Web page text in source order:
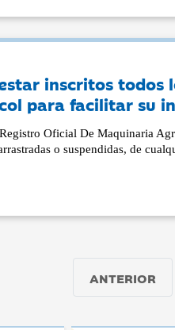
inscritos todos
para facilitar su
Oficial De Maquinaria
o suspendidas, de
ANTERIOR